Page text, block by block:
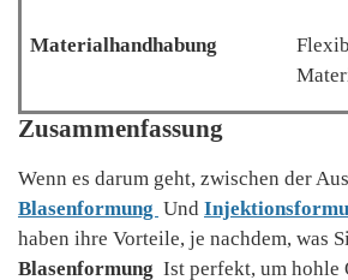
Materialhandhabung
Zusammenfassung
Wenn es darum geht, zwischen der
Blasenformung Und
haben ihre Vorteile, je nachdem, was
Blasenformung Ist perfekt, um hohle